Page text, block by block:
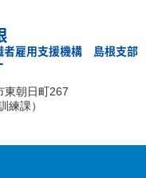
者雇用支援機構 島根支部
朝日町267
練課）